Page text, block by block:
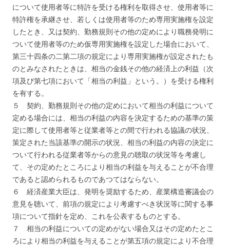
について使用者等に特許を受ける権利を取得させ、使用者等に
特許権を承継させ、若しくは使用者等のため専用実施権を設定
したとき、又は契約、勤務規則その他の定めにより職務発明に
ついて使用者等のため仮専用実施権を設定した場合において、
第三十四条の二第二項の規定により専用実施権が設定されたも
のとみなされたときは、相当の金銭その他の経済上の利益（次
項及び第七項において「相当の利益」という。）を受ける権利
を有する。
５ 契約、勤務規則その他の定めにおいて相当の利益について
定める場合には、相当の利益の内容を決定するための基準の策
定に際して使用者等と従業者等との間で行われる協議の状況、
策定された当該基準の開示の状況、相当の利益の内容の決定に
ついて行われる従業者等からの意見の聴取の状況等を考慮し
て、その定めたところにより相当の利益を与えることが不合理
であると認められるものであつてはならない。
６ 経済産業大臣は、発明を奨励するため、産業構造審議会の
意見を聴いて、前項の規定により考慮すべき状況等に関する事
項について指針を定め、これを公表するものとする。
７ 相当の利益についての定めがない場合又はその定めたとこ
ろにより相当の利益を与えることが第五項の規定により不合理